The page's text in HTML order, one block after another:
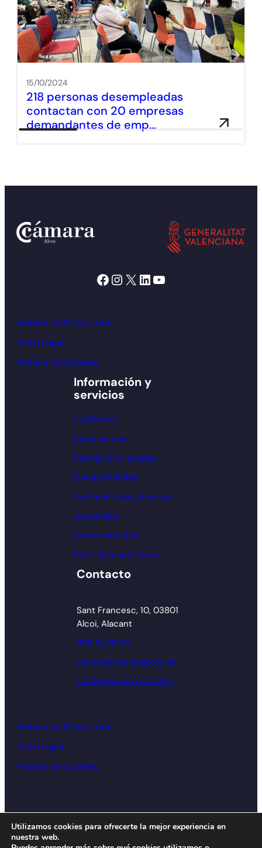
15/10/2024
218 personas desempleadas
contactan con 20 empresas
demandantes de emp…
Facebook Instagram X LinkedIn YouTube
Política de Privacidad
Aviso Legal
Política de Cookies
Información y
servicios
La Cámara
Internacional
Formación y empleo
Competitividad
Sostenibilidad y Energía
Actualidad
Otros servicios
Perfil del contratante
Contacto
Sant Francesc, 10, 03801
Alcoi, Alacant
965 54 91 00
camara@camaraalcoy.net
Contacta con nosotros
Política de Privacidad
Aviso Legal
Política de Cookies
Diseño y desarrollo:
acceseo
Utilizamos cookies para ofrecerte la mejor experiencia en
nuestra web.